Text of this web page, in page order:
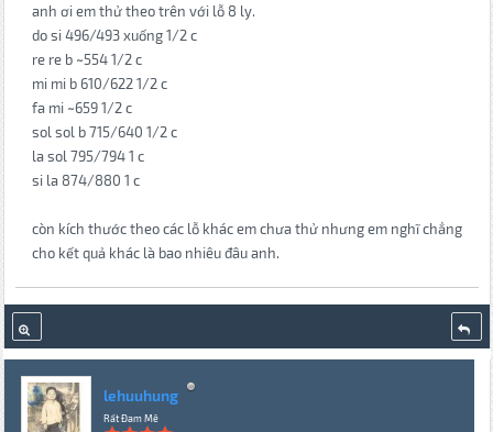
anh ơi em thử theo trên với lỗ 8 ly.
do si 496/493 xuống 1/2 c
re re b ~554 1/2 c
mi mi b 610/622 1/2 c
fa mi ~659 1/2 c
sol sol b 715/640 1/2 c
la sol 795/794 1 c
si la 874/880 1 c
còn kích thước theo các lỗ khác em chưa thử nhưng em nghĩ chẳng
cho kết quả khác là bao nhiêu đâu anh.
lehuuhung
Rất Đam Mê